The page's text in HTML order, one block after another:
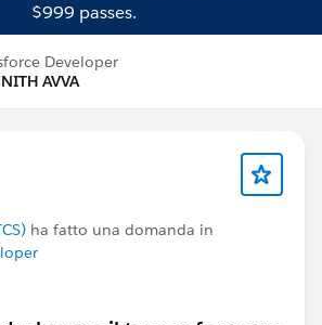
$999 passes.
Developer
AVVA
ha fatto una domanda in